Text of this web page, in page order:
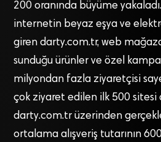
200 oranında büyüme
internetin beyaz eşya ve
giren darty.com.tr, web
sunduğu ürünler ve özel
milyondan fazla ziyaretçisi
çok ziyaret edilen ilk 500 sitesi
darty.com.tr üzerinden
ortalama alışveriş tutarının